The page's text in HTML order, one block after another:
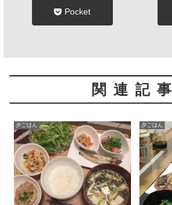
Pocket
関連記事
夕ごはん 夕ごはん